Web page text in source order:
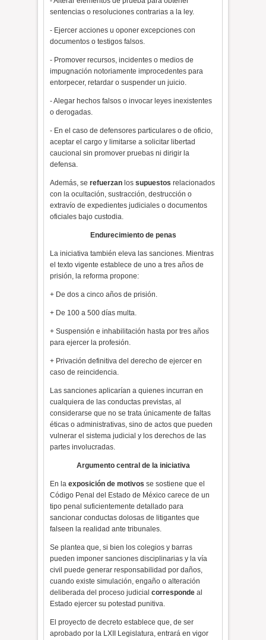
sentencias o resoluciones contrarias a la ley.
- Ejercer acciones u oponer excepciones con
documentos o testigos falsos.
- Promover recursos, incidentes o medios de
impugnación notoriamente improcedentes para
entorpecer, retardar o suspender un juicio.
- Alegar hechos falsos o invocar leyes inexistentes
o derogadas.
- En el caso de defensores particulares o de oficio,
aceptar el cargo y limitarse a solicitar libertad
caucional sin promover pruebas ni dirigir la
defensa.
Además, serefuerzan lossupuestos relacionados
con la ocultación, sustracción, destrucción o
extravío de expedientes judiciales o documentos
oficiales bajo custodia.
Endurecimiento de penas
La iniciativa también eleva las sanciones. Mientras
el texto vigente establece de uno a tres años de
prisión, la reforma propone:
+ De dos a cinco años de prisión.
+ De 100 a 500 días multa.
+ Suspensión e inhabilitación hasta por tres años
para ejercer la profesión.
+ Privación definitiva del derecho de ejercer en
caso de reincidencia.
Las sanciones aplicarían a quienes incurran en
cualquiera de las conductas previstas, al
considerarse que no se trata únicamente de faltas
éticas o administrativas, sino de actos que pueden
vulnerar el sistema judicial y los derechos de las
partes involucradas.
Argumento central de la iniciativa
En laexposición de motivos se sostiene que el
Código Penal del Estado de México carece de un
tipo penal suficientemente detallado para
sancionar conductas dolosas de litigantes que
falseen la realidad ante tribunales.
Se plantea que, si bien los colegios y barras
pueden imponer sanciones disciplinarias y la vía
civil puede generar responsabilidad por daños,
cuando existe simulación, engaño o alteración
deliberada del proceso judicialcorresponde al
Estado ejercer su potestad punitiva.
El proyecto de decreto establece que, de ser
aprobado por la LXII Legislatura, entrará en vigor